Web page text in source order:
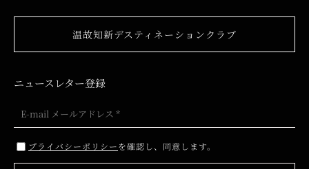
温故知新デスティネーションクラブ
ニュースレター登録
プライバシーポリシーを確認し、同意します。